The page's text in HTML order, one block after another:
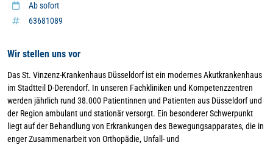
Ab sofort
63681089
Wir stellen uns vor
Das St. Vinzenz-Krankenhaus Düsseldorf ist ein modernes Akutkrankenhaus
im Stadtteil D-Derendorf. In unseren Fachkliniken und Kompetenzzentren
werden jährlich rund 38.000 Patientinnen und Patienten aus Düsseldorf und
der Region ambulant und stationär versorgt. Ein besonderer Schwerpunkt
liegt auf der Behandlung von Erkrankungen des Bewegungsapparates, die in
enger Zusammenarbeit von Orthopädie, Unfall- und